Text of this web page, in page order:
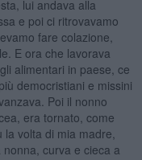
lui andava alla
e poi ci ritrovavamo
fare colazione,
E ora che lavorava
alimentari in paese, ce
democristiani e missini
Poi il nonno
era tornato, come
volta di mia madre,
curva e cieca a